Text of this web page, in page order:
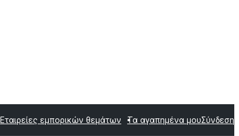
Εταιρείες εμπορικών θεμάτων Τα αγαπημένα μουΣύνδεση